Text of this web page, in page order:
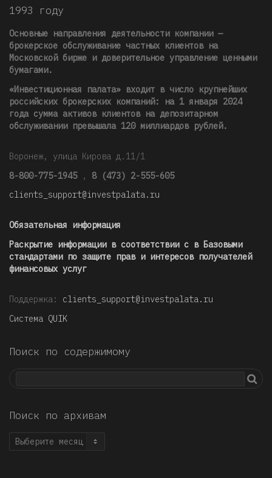
1993 году
Основные направления деятельности компании —
брокерское обслуживание частных клиентов на
Московской бирже и доверительное управление ценными
бумагами.
«Инвестиционная палата» входит в число крупнейших
российских брокерских компаний: на 1 января 2024
года сумма активов клиентов на депозитарном
обслуживании превышала 120 миллиардов рублей.
Воронеж, улица Кирова д.11/1
8-800-775-1945 , 8 (473) 2-555-605
clients_support@investpalata.ru
Обязательная информация
Раскрытие информации в соответствии с в Базовыми
стандартами по защите прав и интересов получателей
финансовых услуг
Поддержка: clients_support@investpalata.ru
Система QUIK
Поиск по содержимому
Поиск по архивам
Поиск